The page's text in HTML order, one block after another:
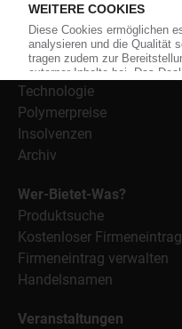
Nachrichten
Alle Nachrichten
Branche
Technologie
Polymerpreise
Insolvenzen
Archiv
Wer-Bietet-Was?
Produktsuche
Kostenloser Firmeneintrag
Firmeneintrag verwalten
Handelsnamen
Veranstaltungen